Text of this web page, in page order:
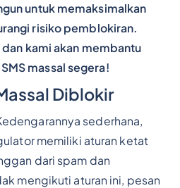
untuk memaksimalkan
risiko pemblokiran.
dan kami akan membantu
massal segera!
Diblokir
sederhana,
memiliki aturan ketat
dari spam dan
mengikuti aturan ini, pesan